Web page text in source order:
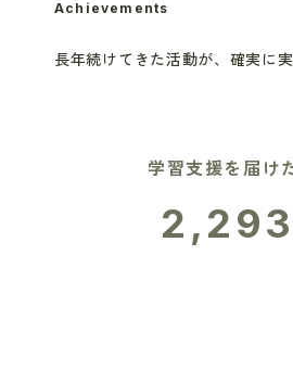
Achievements
長年続けてきた活動が、 確実に
学習支援を届け
2,293